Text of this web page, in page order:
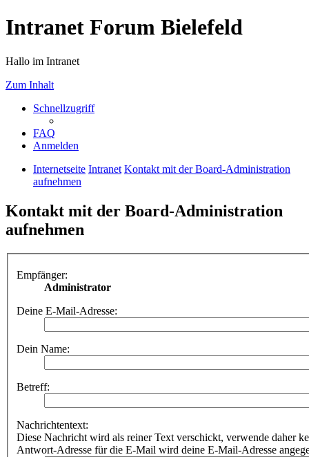
Intranet Forum Bielefeld
Hallo im Intranet
Zum Inhalt
Schnellzugriff
FAQ
Anmelden
Internetseite Intranet Kontakt mit der Board-Administration
aufnehmen
Kontakt mit der Board-Administration
aufnehmen
Empfänger:
Administrator
Deine E-Mail-Adresse:
Dein Name:
Betreff:
Nachrichtentext:
Diese Nachricht wird als reiner Text verschickt, verwende daher
Antwort-Adresse für die E-Mail wird deine E-Mail-Adresse